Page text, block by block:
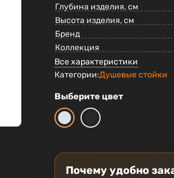
Глубина изделия, см
Высота изделия, см
Бренд
Коллекция
Все характеристики
Категории:Душевые стойки
Выберите цвет
Почему удобно